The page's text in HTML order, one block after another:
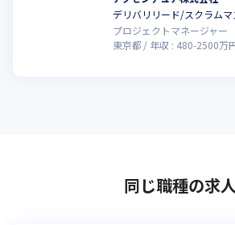
デリバリリード/スクラムマ
プロジェクトマネージャー
東京都
年収 : 480-2500万
同じ職種の求